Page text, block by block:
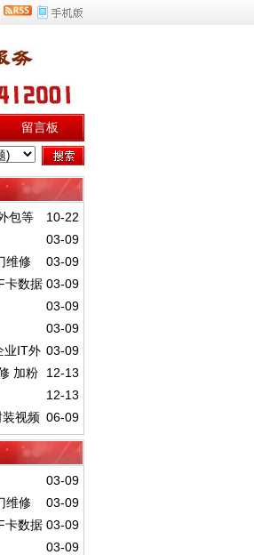
留言板
10-22
包等
03-09
03-09
维修
03-09
卡数据
03-09
03-09
03-09
业IT外
12-13
加粉
12-13
06-09
视频
03-09
03-09
维修
03-09
卡数据
03-09